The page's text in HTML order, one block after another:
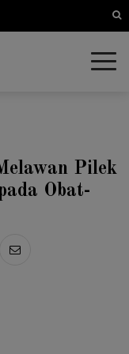
Pilek
Obat-
via whatsapp
Share via email